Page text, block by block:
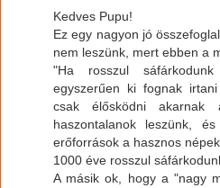
Kedves Pupu!
Ez egy nagyon jó
nem leszünk, mert ebben a
"Ha rosszul
egyszerűen ki fognak
csak élősködni akarnak
haszontalanok leszünk,
erőforrások a hasznos
1000 éve rosszul
A másik ok, hogy a "nagy